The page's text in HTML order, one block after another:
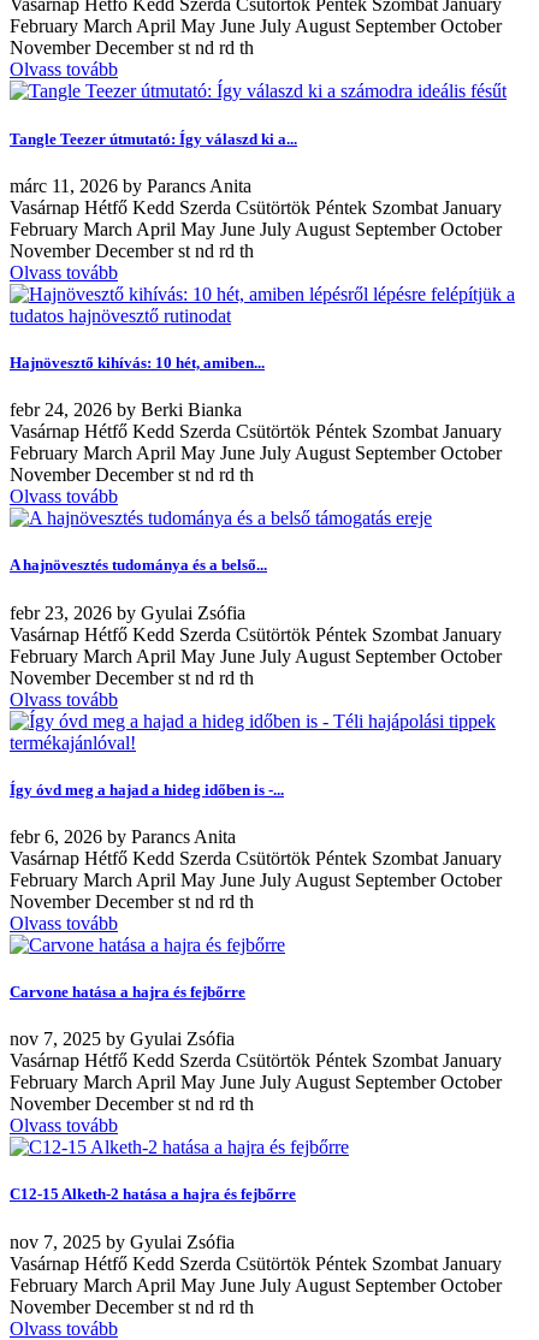
Vasárnap Hétfő Kedd Szerda Csütörtök Péntek Szombat January
February March April May June July August September October
November December st nd rd th
Olvass tovább
Tangle Teezer útmutató: Így válaszd ki a...
márc 11, 2026 by Parancs Anita
Vasárnap Hétfő Kedd Szerda Csütörtök Péntek Szombat January
February March April May June July August September October
November December st nd rd th
Olvass tovább
Hajnövesztő kihívás: 10 hét, amiben...
febr 24, 2026 by Berki Bianka
Vasárnap Hétfő Kedd Szerda Csütörtök Péntek Szombat January
February March April May June July August September October
November December st nd rd th
Olvass tovább
A hajnövesztés tudománya és a belső...
febr 23, 2026 by Gyulai Zsófia
Vasárnap Hétfő Kedd Szerda Csütörtök Péntek Szombat January
February March April May June July August September October
November December st nd rd th
Olvass tovább
Így óvd meg a hajad a hideg időben is -...
febr6, 2026 by Parancs Anita
Vasárnap Hétfő Kedd Szerda Csütörtök Péntek Szombat January
February March April May June July August September October
November December st nd rd th
Olvass tovább
Carvone hatása a hajra és fejbőrre
nov 7, 2025 by Gyulai Zsófia
Vasárnap Hétfő Kedd Szerda Csütörtök Péntek Szombat January
February March April May June July August September October
November December st nd rd th
Olvass tovább
C12-15 Alketh-2 hatása a hajra és fejbőrre
nov 7, 2025 by Gyulai Zsófia
Vasárnap Hétfő Kedd Szerda Csütörtök Péntek Szombat January
February March April May June July August September October
November December st nd rd th
Olvass tovább